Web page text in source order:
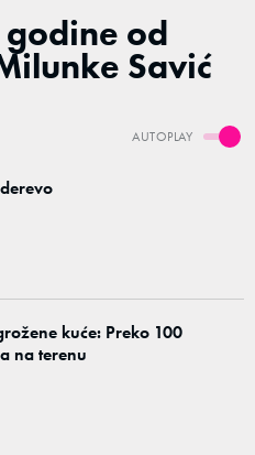
od
Savić
AUTOPLAY
kuće: Preko 100
na terenu